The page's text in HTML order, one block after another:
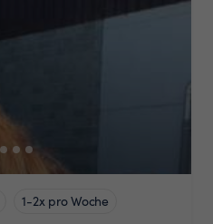
1-2x pro Woche